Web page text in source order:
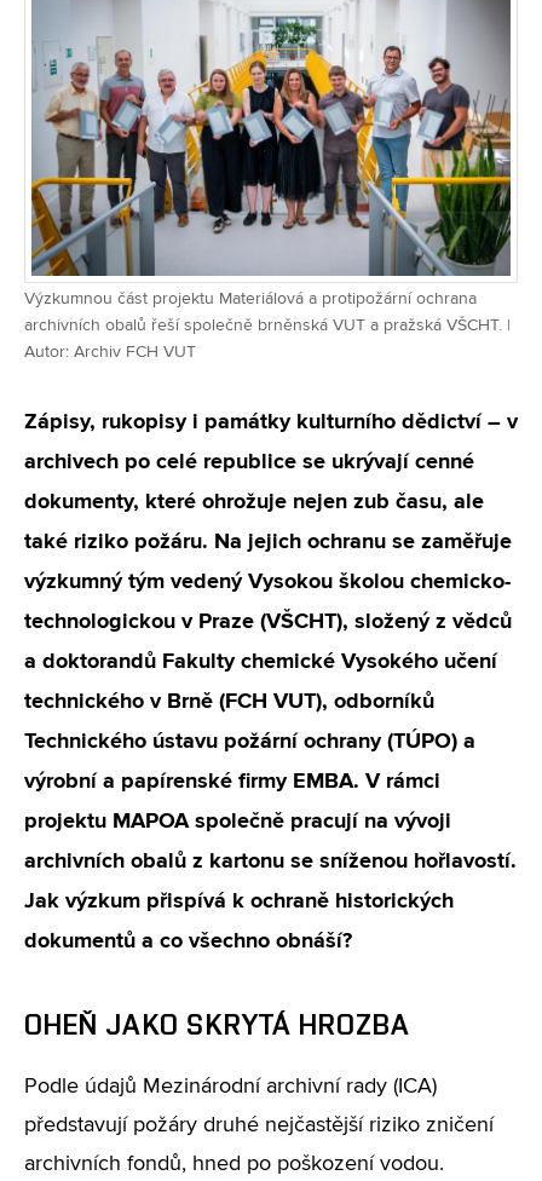
Výzkumnou část projektu Materiálová a protipožární ochrana
archivních obalů řeší společně brněnská VUT a pražská VŠCHT. |
Autor: Archiv FCH VUT
Zápisy, rukopisy i památky kulturního dědictví – v
archivech po celé republice se ukrývají cenné
dokumenty, které ohrožuje nejen zub času, ale
také riziko požáru. Na jejich ochranu se zaměřuje
výzkumný tým vedený Vysokou školou chemicko-
technologickou v Praze (VŠCHT), složený z vědců
a doktorandů Fakulty chemické Vysokého učení
technického v Brně (FCH VUT), odborníků
Technického ústavu požární ochrany (TÚPO) a
výrobní a papírenské firmy EMBA. V rámci
projektu MAPOA společně pracují na vývoji
archivních obalů z kartonu se sníženou hořlavostí.
Jak výzkum přispívá k ochraně historických
dokumentů a co všechno obnáší?
OHEŇ JAKO SKRYTÁ HROZBA
Podle údajů Mezinárodní archivní rady (ICA)
představují požáry druhé nejčastější riziko zničení
archivních fondů, hned po poškození vodou.